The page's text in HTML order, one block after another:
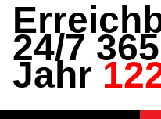
24/7
Jahr